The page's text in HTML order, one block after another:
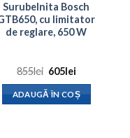
Surubelnita Bosch
cu limitator
de reglare, 650 W
855lei Prețul
a
fost:
605lei
este:
605lei.
ADAUGĂ ÎN COȘ